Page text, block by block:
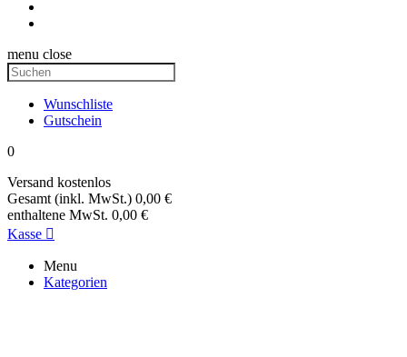
menu close
Wunschliste
Gutschein
0
Versand kostenlos
Gesamt (inkl. MwSt.) 0,00 €
enthaltene MwSt. 0,00 €
Kasse 
Menu
Kategorien